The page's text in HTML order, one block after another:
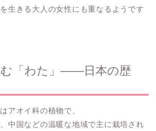
生きる大人の女性にも重なるようです
む「わた」——日本の歴
アオイ科の植物で、
中国などの温暖な地域で主に栽培され